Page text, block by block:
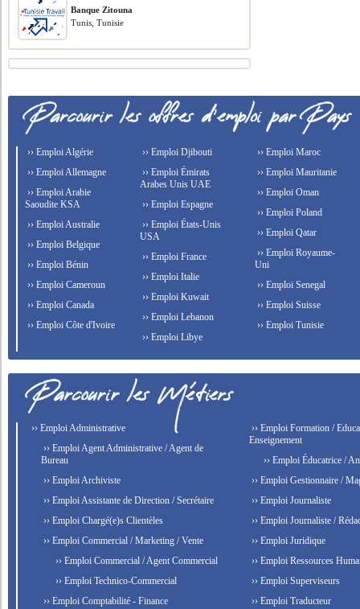
Banque Zitouna
Tunis, Tunisie
›› Emploi Algérie
›› Emploi Allemagne
›› Emploi Arabie
Saoudite KSA
›› Emploi Australie
›› Emploi Belgique
›› Emploi Bénin
›› Emploi Cameroun
›› Emploi Canada
›› Emploi Côte d'Ivoire
›› Emploi Djibouti
›› Emploi Émirats
Arabes Unis UAE
›› Emploi Espagne
›› Emploi États-Unis
USA
›› Emploi France
›› Emploi Italie
›› Emploi Kuwait
›› Emploi Lebanon
›› Emploi Libye
›› Emploi Maroc
›› Emploi Mauritanie
›› Emploi Oman
›› Emploi Poland
›› Emploi Qatar
›› Emploi Royaume-
Uni
›› Emploi Senegal
›› Emploi Suisse
›› Emploi Tunisie
›› Emploi Administrative
›› Emploi Agent Administrative / Agent de
Bureau
›› Emploi Archiviste
›› Emploi Assistante de Direction / Secrétaire
›› Emploi Chargé(e)s Clientèles
›› Emploi Commercial / Marketing / Vente
›› Emploi Commercial / Agent Commercial
›› Emploi Technico-Commercial
›› Emploi Comptabilité - Finance
›› Emploi Formation /
Enseignement
›› Emploi Éducatrice /
›› Emploi Gestionnaire /
›› Emploi Journaliste
›› Emploi Journaliste /
›› Emploi Juridique
›› Emploi Ressources
›› Emploi Superviseurs
›› Emploi Traducteur